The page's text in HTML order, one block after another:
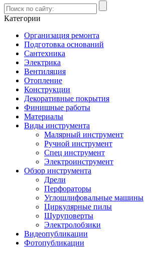
Категории
Организация ремонта
Подготовка оснований
Сантехника
Электрика
Вентиляция
Отопление
Конструкции
Декоративные покрытия
Финишные работы
Материалы
Виды инструмента
Малярный инструмент
Ручной инструмент
Спец инструмент
Электроинструмент
Обзор инструмента
Дрели
Перфораторы
Углошлифовальные машины
Циркулярные пилы
Шуруповерты
Электролобзики
Видеопубликации
Фотопубликации